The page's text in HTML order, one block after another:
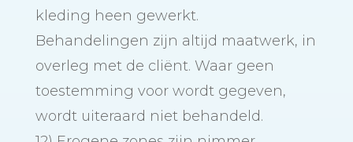
kleding heen gewerkt.
Behandelingen zijn altijd maatwerk, in
overleg met de cliënt. Waar geen
toestemming voor wordt gegeven,
wordt uiteraard niet behandeld.